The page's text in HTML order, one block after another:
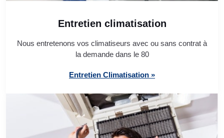
Entretien climatisation
Nous entretenons vos climatiseurs avec ou sans contrat à
la demande dans le 80
Entretien Climatisation »